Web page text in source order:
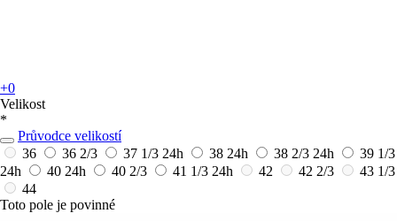
+0
Velikost
*
Průvodce velikostí
36
36 2/3 37 1/3 24h 38 24h 38 2/3 24h
39 1/3
24h
40 24h 40 2/3 41 1/3 24h 42 42 2/3
43 1/3
44
Toto pole je povinné